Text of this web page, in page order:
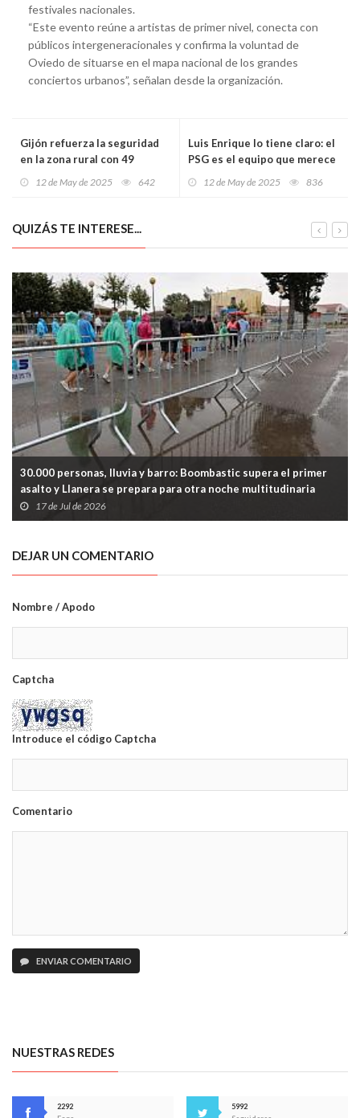
festivales nacionales.
“Este evento reúne a artistas de primer nivel, conecta con
públicos intergeneracionales y confirma la voluntad de
Oviedo de situarse en el mapa nacional de los grandes
conciertos urbanos”, señalan desde la organización.
Gijón refuerza la seguridad
en la zona rural con 49
12 de May de 2025 642
Luis Enrique lo tiene claro: el
PSG es el equipo que merece
12 de May de 2025 836
QUIZÁS TE INTERESE...
30.000 personas, lluvia y barro: Boombastic supera el primer
asalto y Llanera se prepara para otra noche multitudinaria
17 de Jul de 2026
DEJAR UN COMENTARIO
Nombre / Apodo
Captcha
Introduce el código Captcha
Comentario
ENVIAR COMENTARIO
NUESTRAS REDES
2292
5992